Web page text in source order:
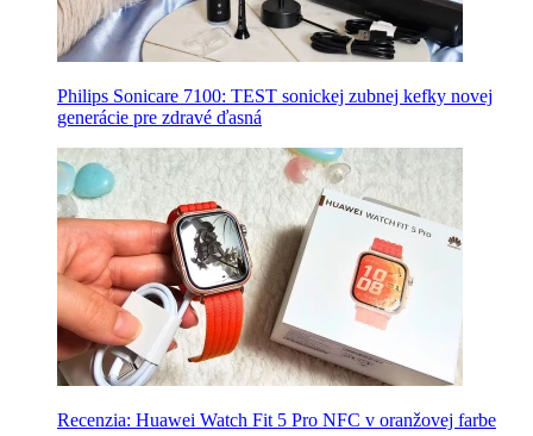
Philips Sonicare 7100: TEST sonickej zubnej kefky novej
generácie pre zdravé ďasná
Recenzia: Huawei Watch Fit 5 Pro NFC v oranžovej farbe